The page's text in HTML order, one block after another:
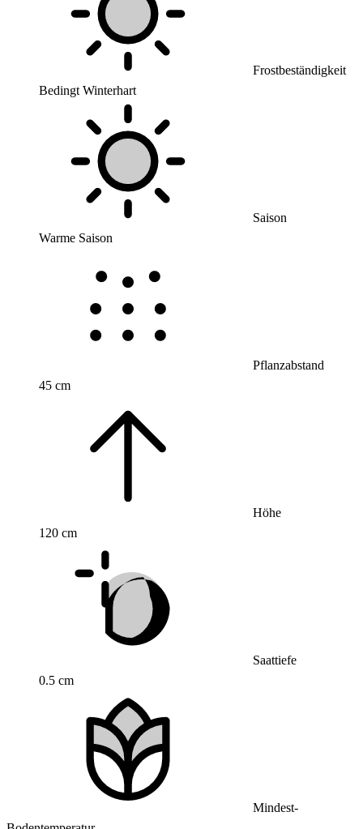
Frostbeständigkeit
Bedingt Winterhart
Saison
Warme Saison
Pflanzabstand
45 cm
Höhe
120 cm
Saattiefe
0.5 cm
Mindest-